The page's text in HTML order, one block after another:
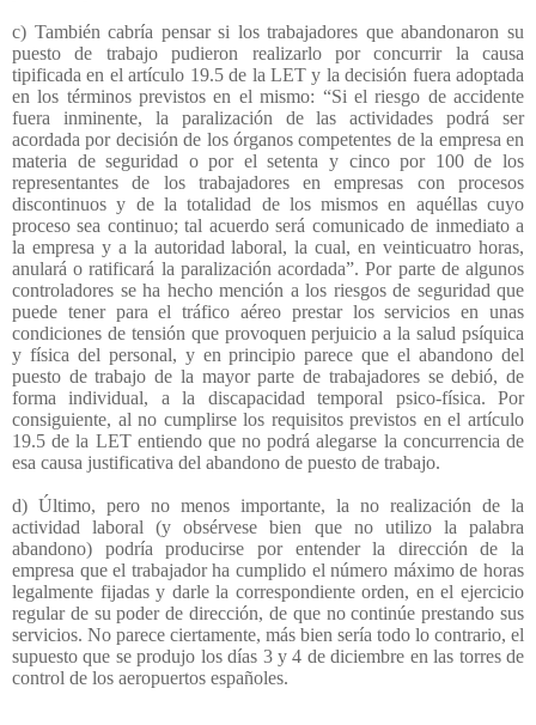
c) También cabría pensar si los trabajadores que abandonaron su
puesto de trabajo pudieron realizarlo por concurrir la causa
tipificada en el artículo 19.5 de la LET y la decisión fuera adoptada
en los términos previstos en el mismo: “Si el riesgo de accidente
fuera inminente, la paralización de las actividades podrá ser
acordada por decisión de los órganos competentes de la empresa en
materia de seguridad o por el setenta y cinco por 100 de los
representantes de los trabajadores en empresas con procesos
discontinuos y de la totalidad de los mismos en aquéllas cuyo
proceso sea continuo; tal acuerdo será comunicado de inmediato a
la empresa y a la autoridad laboral, la cual, en veinticuatro horas,
anulará o ratificará la paralización acordada”. Por parte de algunos
controladores se ha hecho mención a los riesgos de seguridad que
puede tener para el tráfico aéreo prestar los servicios en unas
condiciones de tensión que provoquen perjuicio a la salud psíquica
y física del personal, y en principio parece que el abandono del
puesto de trabajo de la mayor parte de trabajadores se debió, de
forma individual, a la discapacidad temporal psico-física. Por
consiguiente, al no cumplirse los requisitos previstos en el artículo
19.5 de la LET entiendo que no podrá alegarse la concurrencia de
esa causa justificativa del abandono de puesto de trabajo.
d) Último, pero no menos importante, la no realización de la
actividad laboral (y obsérvese bien que no utilizo la palabra
abandono) podría producirse por entender la dirección de la
empresa que el trabajador ha cumplido el número máximo de horas
legalmente fijadas y darle la correspondiente orden, en el ejercicio
regular de su poder de dirección, de que no continúe prestando sus
servicios. No parece ciertamente, más bien sería todo lo contrario, el
supuesto que se produjo los días 3 y 4 de diciembre en las torres de
control de los aeropuertos españoles.